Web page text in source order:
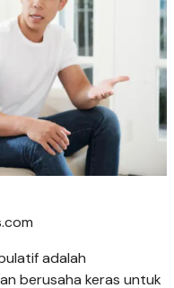
adalah
berusaha keras untuk